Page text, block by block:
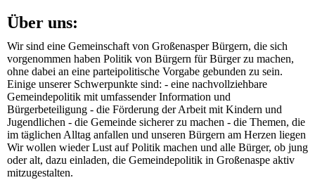
Über uns:
Wir sind eine Gemeinschaft von Großenasper Bürgern, die sich
vorgenommen haben Politik von Bürgern für Bürger zu machen,
ohne dabei an eine parteipolitische Vorgabe gebunden zu sein.
Einige unserer Schwerpunkte sind: - eine nachvollziehbare
Gemeindepolitik mit umfassender Information und
Bürgerbeteiligung - die Förderung der Arbeit mit Kindern und
Jugendlichen - die Gemeinde sicherer zu machen - die Themen, die
im täglichen Alltag anfallen und unseren Bürgern am Herzen liegen
Wir wollen wieder Lust auf Politik machen und alle Bürger, ob jung
oder alt, dazu einladen, die Gemeindepolitik in Großenaspe aktiv
mitzugestalten.